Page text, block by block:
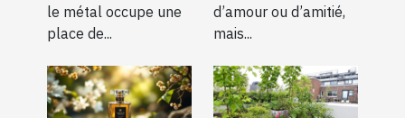
le métal occupe une
place de...
d’amour ou d’amitié,
mais...